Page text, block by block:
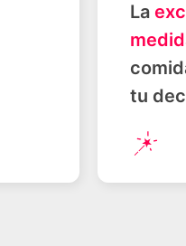
La
tu